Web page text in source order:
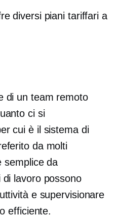
diversi piani tariffari a
di un team remoto
ci si
cui è il sistema di
da molti
semplice da
lavoro possono
e supervisionare
efficiente.